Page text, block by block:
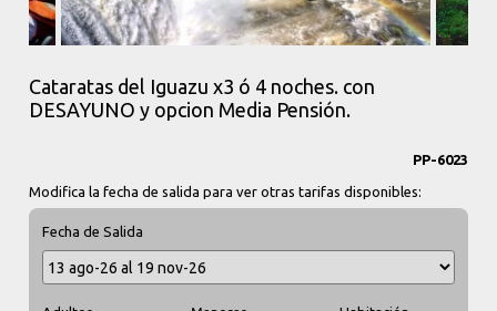
Cataratas del Iguazu x3 ó 4 noches. con
DESAYUNO y opcion Media Pensión.
PP-6023
Modifica la fecha de salida para ver otras tarifas disponibles:
Fecha de Salida